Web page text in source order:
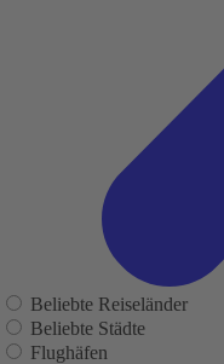
Beliebte Reiseländer
Beliebte Städte
Flughäfen